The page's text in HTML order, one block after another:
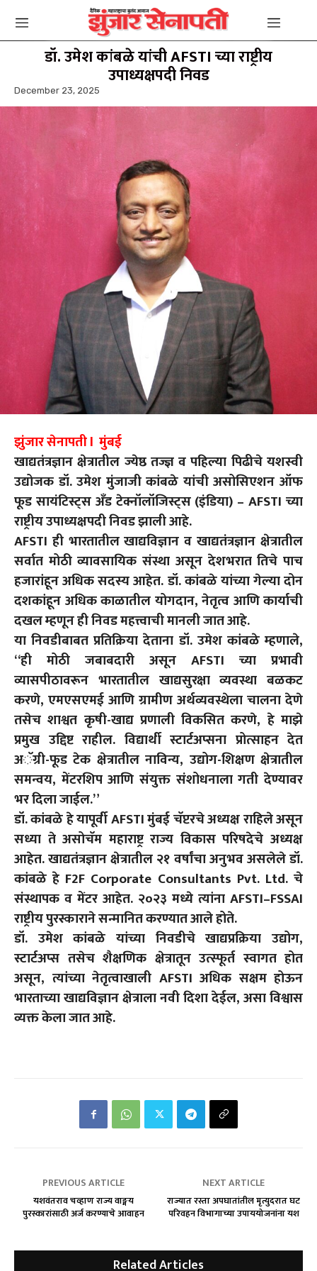
डॉ. उमेश कांबळे यांची AFSTI च्या राष्ट्रीय
उपाध्यक्षपदी निवड
December 23, 2025
झुंजार सेनापती l मुंबई
खाद्यतंत्रज्ञान क्षेत्रातील ज्येष्ठ तज्ज्ञ व पहिल्या पिढीचे यशस्वी
उद्योजक डॉ. उमेश मुंजाजी कांबळे यांची असोसिएशन ऑफ
फूड सायंटिस्ट्स अँड टेक्नॉलॉजिस्ट्स (इंडिया) – AFSTI च्या
राष्ट्रीय उपाध्यक्षपदी निवड झाली आहे.
AFSTI ही भारतातील खाद्यविज्ञान व खाद्यतंत्रज्ञान क्षेत्रातील
सर्वात मोठी व्यावसायिक संस्था असून देशभरात तिचे पाच
हजारांहून अधिक सदस्य आहेत. डॉ. कांबळे यांच्या गेल्या दोन
दशकांहून अधिक काळातील योगदान, नेतृत्व आणि कार्याची
दखल म्हणून ही निवड महत्त्वाची मानली जात आहे.
या निवडीबाबत प्रतिक्रिया देताना डॉ. उमेश कांबळे म्हणाले,
“ही मोठी जबाबदारी असून AFSTI च्या प्रभावी
व्यासपीठावरून भारतातील खाद्यसुरक्षा व्यवस्था बळकट
करणे, एमएसएमई आणि ग्रामीण अर्थव्यवस्थेला चालना देणे
तसेच शाश्वत कृषी-खाद्य प्रणाली विकसित करणे, हे माझे
प्रमुख उद्दिष्ट राहील. विद्यार्थी स्टार्टअप्सना प्रोत्साहन देत
अॅग्री-फूड टेक क्षेत्रातील नाविन्य, उद्योग-शिक्षण क्षेत्रातील
समन्वय, मेंटरशिप आणि संयुक्त संशोधनाला गती देण्यावर
भर दिला जाईल.”
डॉ. कांबळे हे यापूर्वी AFSTI मुंबई चॅप्टरचे अध्यक्ष राहिले असून
सध्या ते असोचॅम महाराष्ट्र राज्य विकास परिषदेचे अध्यक्ष
आहेत. खाद्यतंत्रज्ञान क्षेत्रातील २१ वर्षांचा अनुभव असलेले डॉ.
कांबळे हे F2F Corporate Consultants Pvt. Ltd. चे
संस्थापक व मेंटर आहेत. २०२३ मध्ये त्यांना AFSTI–FSSAI
राष्ट्रीय पुरस्काराने सन्मानित करण्यात आले होते.
डॉ. उमेश कांबळे यांच्या निवडीचे खाद्यप्रक्रिया उद्योग,
स्टार्टअप्स तसेच शैक्षणिक क्षेत्रातून उत्स्फूर्त स्वागत होत
असून, त्यांच्या नेतृत्वाखाली AFSTI अधिक सक्षम होऊन
भारताच्या खाद्यविज्ञान क्षेत्राला नवी दिशा देईल, असा विश्वास
व्यक्त केला जात आहे.
PREVIOUS ARTICLE
यशवंतराव चव्हाण राज्य वाङ्मय
पुरस्कारांसाठी अर्ज करण्याचे आवाहन
NEXT ARTICLE
राज्यात रस्ता अपघातांतील मृत्युदरात घट
परिवहन विभागाच्या उपाययोजनांना यश
Related Articles